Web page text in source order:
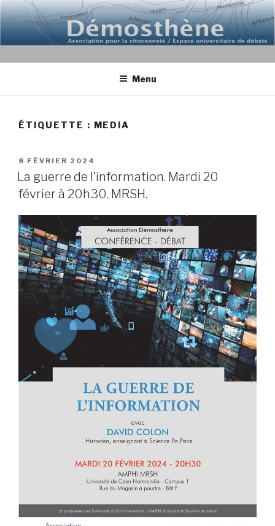
Aller
au
Menu
ÉTIQUETTE : MEDIA
PUBLIÉ
LE
8 FÉVRIER 2024
La guerre de l’information. Mardi 20
février à 20h30. MRSH.